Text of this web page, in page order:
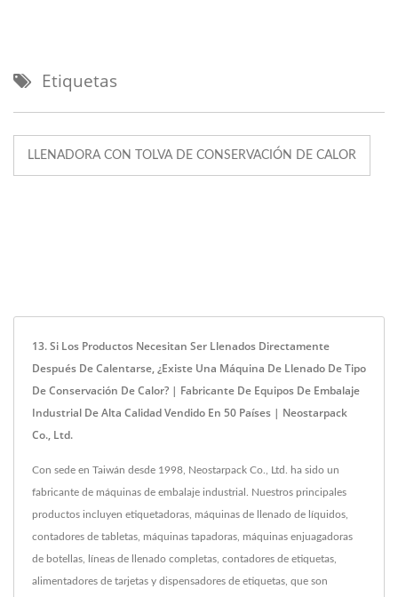
Etiquetas
LLENADORA CON TOLVA DE CONSERVACIÓN DE CALOR
13. Si Los Productos Necesitan Ser Llenados Directamente
Después De Calentarse, ¿existe Una Máquina De Llenado De Tipo
De Conservación De Calor? | Fabricante De Equipos De Embalaje
Industrial De Alta Calidad Vendido En 50 Países | Neostarpack
Co., Ltd.
Con sede en Taiwán desde 1998, Neostarpack Co., Ltd. ha sido un
fabricante de máquinas de embalaje industrial. Nuestros principales
productos incluyen etiquetadoras, máquinas de llenado de líquidos,
contadores de tabletas, máquinas tapadoras, máquinas enjuagadoras
de botellas, líneas de llenado completas, contadores de etiquetas,
alimentadores de tarjetas y dispensadores de etiquetas, que son